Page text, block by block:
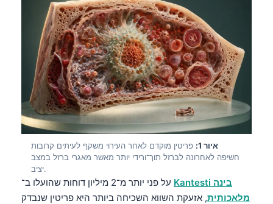
איור 1:
פריטין מוקדם לאחר העירוי משקף לעיתים קרובות
חשיפה לאחרונה לברזל תוך־ורידי יותר מאשר מאגרי ברזל במצב
יציב.
Kantesti בינה
מלאכותית, אזעקת השווא השכיחה ביותר היא פריטין שנבדק